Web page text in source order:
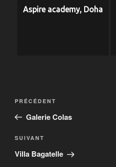
Aspire academy, Doha
Navigation
l’article
Article
précédent
PRÉCÉDENT
Galerie Colas
Article
suivant
SUIVANT
Villa Bagatelle